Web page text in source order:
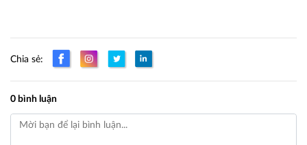
Chia sẻ:
0 bình luận